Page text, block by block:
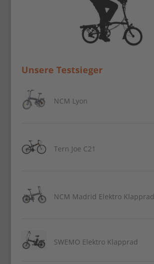
Unsere Testsieger
NCM Lyon
Tern Joe C21
NCM Madrid Elektro Klapprad
SWEMO Elektro Klapprad